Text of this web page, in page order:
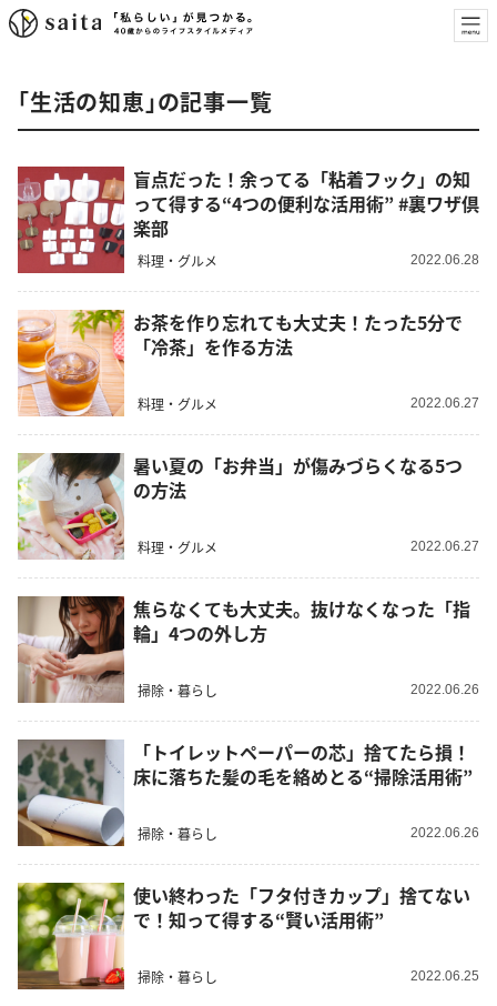
「生活の知恵」の記事一覧
盲点だった！余ってる「粘着フック」の知
って得する“4つの便利な活用術” #裏ワザ倶
楽部
料理・グルメ 2022.06.28
お茶を作り忘れても大丈夫！たった5分で
「冷茶」を作る方法
料理・グルメ 2022.06.27
暑い夏の「お弁当」が傷みづらくなる5つ
の方法
料理・グルメ 2022.06.27
焦らなくても大丈夫。抜けなくなった「指
輪」4つの外し方
掃除・暮らし 2022.06.26
「トイレットペーパーの芯」捨てたら損！
床に落ちた髪の毛を絡めとる“掃除活用術”
掃除・暮らし 2022.06.26
使い終わった「フタ付きカップ」捨てない
で！知って得する“賢い活用術”
掃除・暮らし 2022.06.25